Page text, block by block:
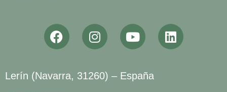
Lerín (Navarra, 31260) – España